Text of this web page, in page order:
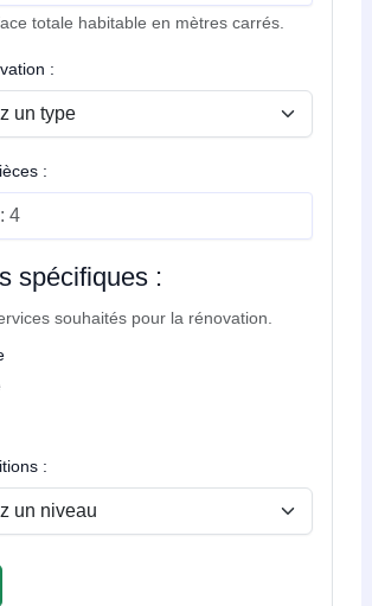
totale habitable en mètres carrés.
:
:
spécifiques :
souhaités pour la rénovation.
: